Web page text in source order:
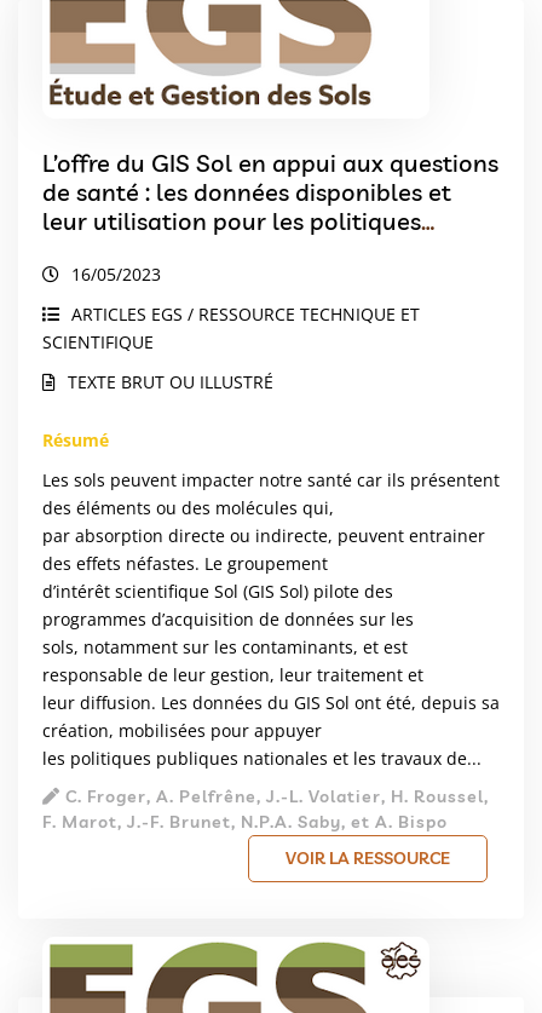
L’offre du GIS Sol en appui aux questions
de santé : les données disponibles et
leur utilisation pour les politiques
16/05/2023
ARTICLES EGS / RESSOURCE TECHNIQUE ET
SCIENTIFIQUE
TEXTE BRUT OU ILLUSTRÉ
Résumé
Les sols peuvent impacter notre santé car ils présentent
des éléments ou des molécules qui,
par absorption directe ou indirecte, peuvent entrainer
des effets néfastes. Le groupement
d’intérêt scientifique Sol (GIS Sol) pilote des
programmes d’acquisition de données sur les
sols, notamment sur les contaminants, et est
responsable de leur gestion, leur traitement et
leur diffusion. Les données du GIS Sol ont été, depuis sa
création, mobilisées pour appuyer
les politiques publiques nationales et les travaux de...
C. Froger, A. Pelfrêne, J.-L. Volatier, H. Roussel,
F. Marot, J.-F. Brunet, N.P.A. Saby, et A. Bispo
VOIR LA RESSOURCE